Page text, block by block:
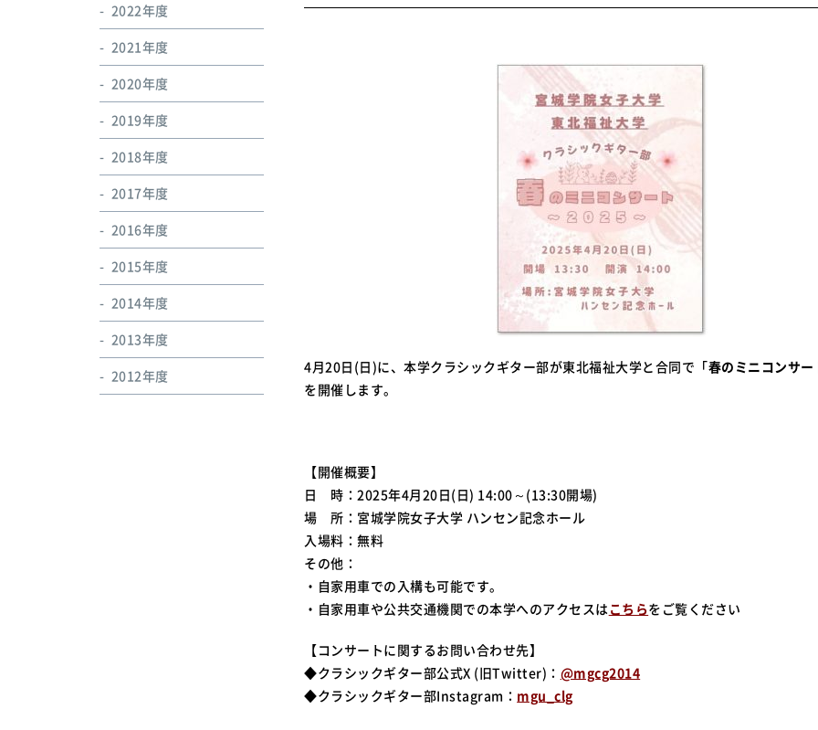
4月20日(日)に、本学クラシックギター部が東北福祉大学と合同で「春のミニコンサ
を開催します。
【開催概要】
日 時：2025年4月20日(日) 14:00～(13:30開場)
場 所：宮城学院女子大学 ハンセン記念ホール
入場料：無料
その他：
・自家用車での入構も可能です。
・自家用車や公共交通機関での本学へのアクセスは こちらをご覧ください
【コンサートに関するお問い合わせ先】
◆クラシックギター部公式X (旧Twitter)： @mgcg2014
◆クラシックギター部Instagram： mgu_clg
2022年度
2021年度
2020年度
2019年度
2018年度
2017年度
2016年度
2015年度
2014年度
2013年度
2012年度